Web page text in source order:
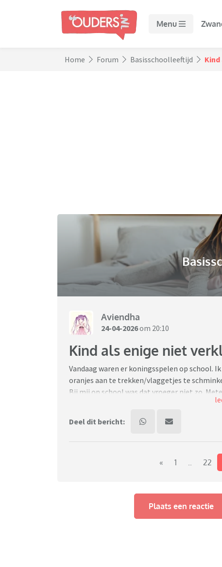
Menu
Home Forum Basisschoolleeftijd
Aviendha
24-04-2026om 20:10
Kind als enige niet
Vandaag waren er koningsspelen op school.
oranjes aan te trekken/vlaggetjes te
Bij mij op school was dat vroeger niet zo.
niks geks had!" Zag op de foto's dat de
erg is het nou eigenlijk? Voor volgend jaar
Deel dit bericht:
« 1 .. 22
Plaats een reactie